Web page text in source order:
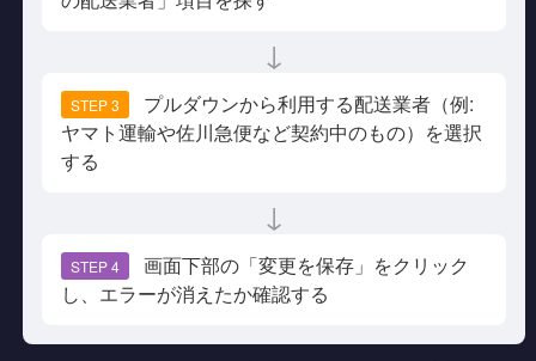
↓
STEP 3
プルダウンから利用する配送業者（例:
ヤマト運輸や佐川急便など契約中のもの）を選択
する
↓
STEP 4
画面下部の「変更を保存」をクリック
し、エラーが消えたか確認する